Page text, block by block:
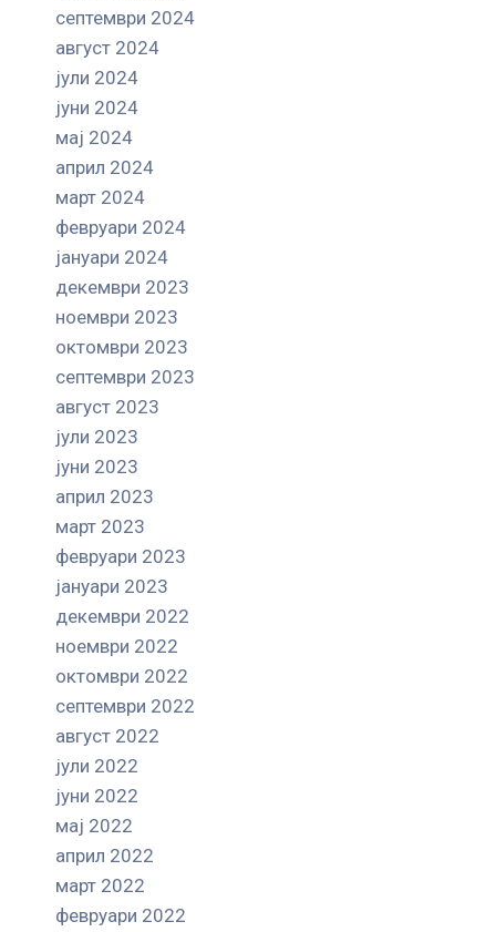
септември 2024
август 2024
јули 2024
јуни 2024
мај 2024
април 2024
март 2024
февруари 2024
јануари 2024
декември 2023
ноември 2023
октомври 2023
септември 2023
август 2023
јули 2023
јуни 2023
април 2023
март 2023
февруари 2023
јануари 2023
декември 2022
ноември 2022
октомври 2022
септември 2022
август 2022
јули 2022
јуни 2022
мај 2022
април 2022
март 2022
февруари 2022